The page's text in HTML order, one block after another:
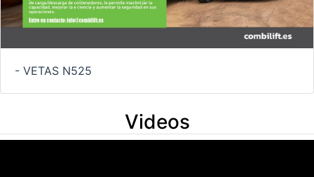
- VETAS N525
Videos